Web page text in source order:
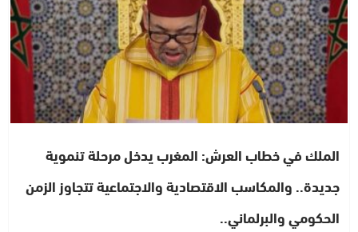
الملك في خطاب العرش: المغرب يدخل مرحلة تنموية
جديدة.. والمكاسب الاقتصادية والاجتماعية تتجاوز الزمن
الحكومي والبرلماني..